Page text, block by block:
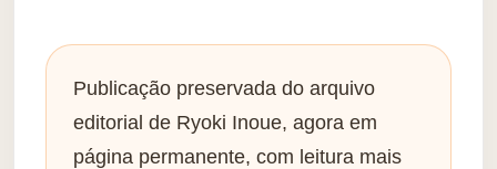
Publicação preservada do arquivo
editorial de Ryoki Inoue, agora em
página permanente, com leitura mais